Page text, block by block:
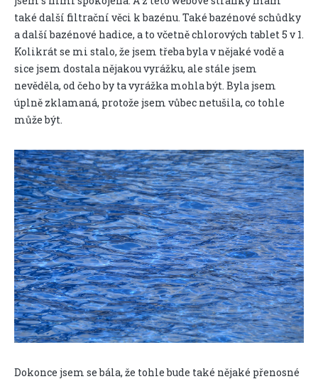
také další filtrační věci k bazénu. Také bazénové schůdky
a další bazénové hadice, a to včetně chlorových tablet 5 v 1.
Kolikrát se mi stalo, že jsem třeba byla v nějaké vodě a
sice jsem dostala nějakou vyrážku, ale stále jsem
nevěděla, od čeho by ta vyrážka mohla být. Byla jsem
úplně zklamaná, protože jsem vůbec netušila, co tohle
může být.
Dokonce jsem se bála, že tohle bude také nějaké přenosné